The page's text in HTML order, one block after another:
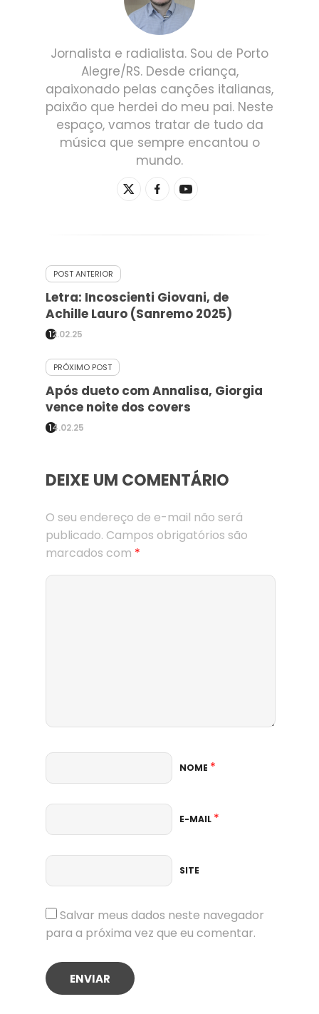
Jornalista e radialista. Sou de Porto
Alegre/RS. Desde criança,
apaixonado pelas canções italianas,
paixão que herdei do meu pai. Neste
espaço, vamos tratar de tudo da
música que sempre encantou o
mundo.
POST ANTERIOR
Letra: Incoscienti Giovani, de
Achille Lauro (Sanremo 2025)
12.02.25
PRÓXIMO POST
Após dueto com Annalisa, Giorgia
vence noite dos covers
14.02.25
DEIXE UM COMENTÁRIO
O seu endereço de e-mail não será
publicado. Campos obrigatórios são
marcados com *
NOME *
E-MAIL *
SITE
Salvar meus dados neste navegador
para a próxima vez que eu comentar.